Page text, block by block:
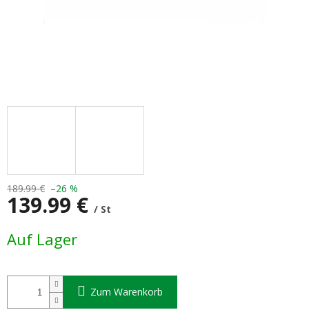
189.99 € –26 %
139.99 € / St
Auf Lager
Zum Warenkorb